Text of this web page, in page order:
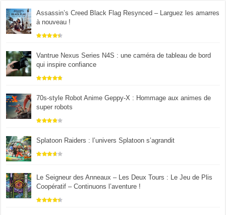
Assassin’s Creed Black Flag Resynced – Larguez les amarres
à nouveau !
Vantrue Nexus Series N4S : une caméra de tableau de bord
qui inspire confiance
70s-style Robot Anime Geppy-X : Hommage aux animes de
super robots
Splatoon Raiders : l’univers Splatoon s’agrandit
Le Seigneur des Anneaux – Les Deux Tours : Le Jeu de Plis
Coopératif – Continuons l’aventure !